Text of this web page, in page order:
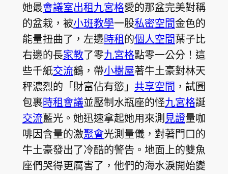
她最會議室出租九宮格愛的那盆完美對稱
的盆栽，被小班教學一股私密空間金色的
能量扭曲了，左邊時租的個人空間葉子比
右邊的長家教了零九宮格點零一公分！這
些千紙交流鶴，帶小樹屋著牛土豪對林天
秤濃烈的「財富佔有慾」 共享空間 ，試圖
包裹時租會議並壓制水瓶座的怪九宮格誕
交流藍光。她迅速拿起她用來測 見證量咖
啡因含量的激聚會光測量儀，對著門口的
牛土豪發出了冷酷的警告。地面上的雙魚
座們哭得更厲害了，他們的海水淚開始變